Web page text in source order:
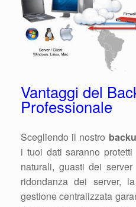
Vantaggi del
Professionale
Scegliendo il nostro
i tuoi dati saranno
naturali, guasti dei
ridondanza dei server,
gestione centralizzata